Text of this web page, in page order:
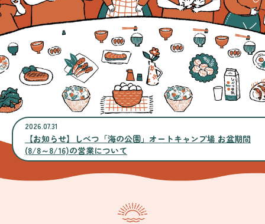
2026.07.31
【お知らせ】しべつ「海の公園」オートキャンプ場 お盆期間
(8/8～8/16)の営業について